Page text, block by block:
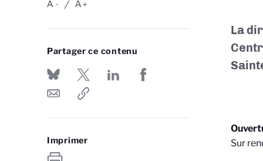
-
A +
A
Partager ce contenu
Imprimer
La
Sur